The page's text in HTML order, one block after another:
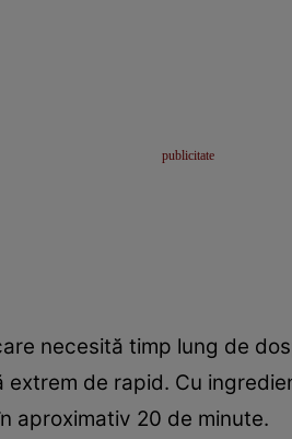
necesită timp lung de
de rapid. Cu
aproximativ 20 de minute.